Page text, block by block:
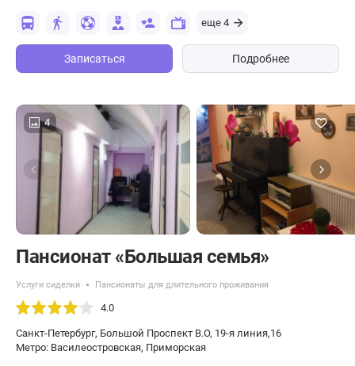
еще 4
Записаться Подробнее
4
Пансионат «Большая семья»
Услуги сиделки Пансионаты для длительного проживания
4.0
Санкт-Петербург, Большой Проспект В.О, 19-я линия,16
Метро: Василеостровская, Приморская